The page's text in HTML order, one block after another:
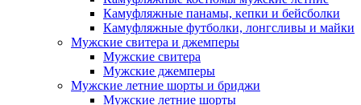
Камуфляжные панамы, кепки и бейсболки
Камуфляжные футболки, лонгсливы и майки
Мужские свитера и джемперы
Мужские свитера
Мужские джемперы
Мужские летние шорты и бриджи
Мужские летние шорты